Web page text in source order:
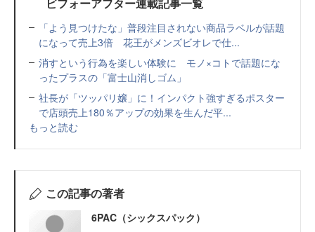
「よう見つけたな」普段注目されない商品ラベルが話題
になって売上3倍 花王がメンズビオレで仕...
消すという行為を楽しい体験に モノ×コトで話題にな
ったプラスの「富士山消しゴム」
社長が「ツッパリ嬢」に！インパクト強すぎるポスター
で店頭売上180％アップの効果を生んだ平...
もっと読む
この記事の著者
6PAC（シックスパック）